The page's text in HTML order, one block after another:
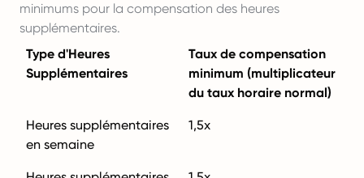
minimums pour la compensation des heures
supplémentaires.
Type d'Heures
Supplémentaires
Taux de compensation
minimum (multiplicateur
du taux horaire normal)
Heures supplémentaires
en semaine
1,5x